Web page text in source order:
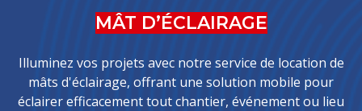
MÂT D’ÉCLAIRAGE
Illuminez vos projets avec notre service de location de
mâts d'éclairage, offrant une solution mobile pour
éclairer efficacement tout chantier, événement ou lieu